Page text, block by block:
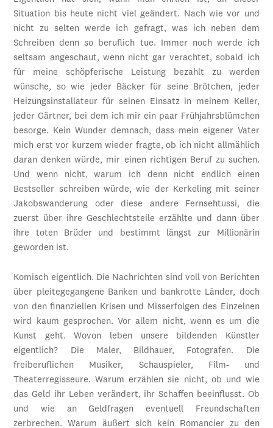
Situation bis heute nicht viel geändert. Nach wie vor und
nicht zu selten werde ich gefragt, was ich neben dem
Schreiben denn so beruflich tue. Immer noch werde ich
seltsam angeschaut, wenn nicht gar verachtet, sobald ich
für meine schöpferische Leistung bezahlt zu werden
wünsche, so wie jeder Bäcker für seine Brötchen, jeder
Heizungsinstallateur für seinen Einsatz in meinem Keller,
jeder Gärtner, bei dem ich mir ein paar Frühjahrsblümchen
besorge. Kein Wunder demnach, dass mein eigener Vater
mich erst vor kurzem wieder fragte, ob ich nicht allmählich
daran denken würde, mir einen richtigen Beruf zu suchen.
Und wenn nicht, warum ich denn nicht endlich einen
Bestseller schreiben würde, wie der Kerkeling mit seiner
Jakobswanderung oder diese andere Fernsehtussi, die
zuerst über ihre Geschlechtsteile erzählte und dann über
ihre toten Brüder und bestimmt längst zur Millionärin
geworden ist.
Komisch eigentlich. Die Nachrichten sind voll von Berichten
über pleitegegangene Banken und bankrotte Länder, doch
von den finanziellen Krisen und Misserfolgen des Einzelnen
wird kaum gesprochen. Vor allem nicht, wenn es um die
Kunst geht. Wovon leben unsere bildenden Künstler
eigentlich? Die Maler, Bildhauer, Fotografen. Die
freiberuflichen Musiker, Schauspieler, Film- und
Theaterregisseure. Warum erzählen sie nicht, ob und wie
das Geld ihr Leben verändert, ihr Schaffen beeinflusst. Ob
und wie an Geldfragen eventuell Freundschaften
zerbrechen. Warum äußert sich kein Romancier zu den